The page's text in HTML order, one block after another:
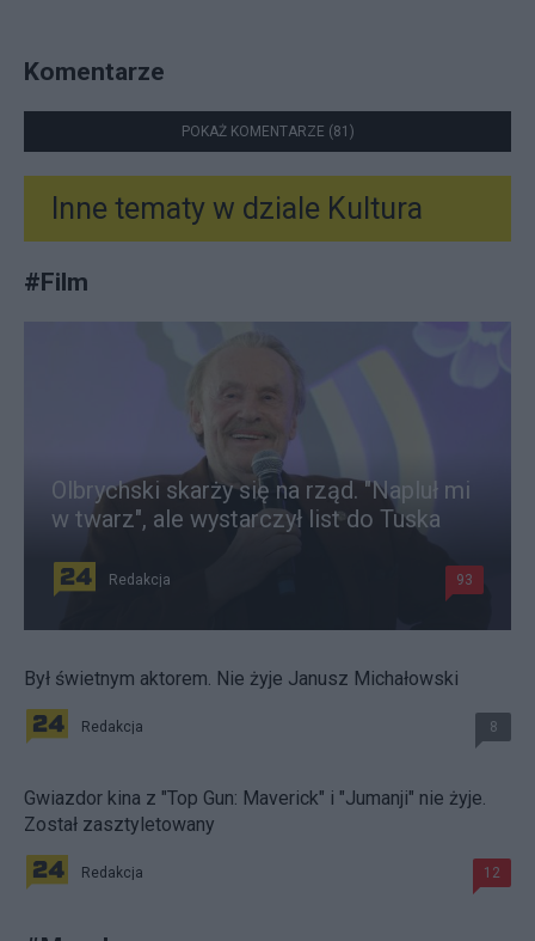
Komentarze
POKAŻ KOMENTARZE (81)
Inne tematy w dziale Kultura
#Film
Olbrychski skarży się na rząd. "Napluł mi
w twarz", ale wystarczył list do Tuska
Redakcja 93
Był świetnym aktorem. Nie żyje Janusz Michałowski
Redakcja 8
Gwiazdor kina z "Top Gun: Maverick" i "Jumanji" nie żyje.
Został zasztyletowany
Redakcja 12